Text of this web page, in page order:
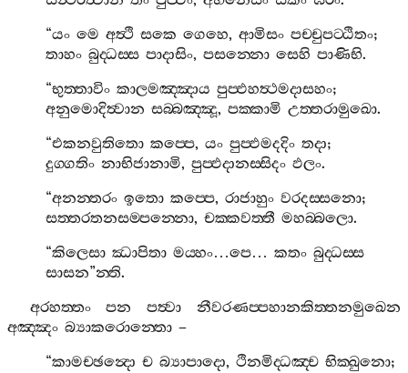
“යං මෙ අත්‍ථි සකෙ ගෙහෙ,ආමිසං පච‍්චුපට‍්ඨිතං;
තාහං බුද‍්ධස‍්ස පාදාසිං,පසන‍්නො සෙහි පාණිභි.
“භුත‍්තාවිං කාලමඤ‍්ඤාය පුප‍්ඵහත්‍ථමදාසහං;
අනුමොදිත්‍වාන සබ‍්බඤ‍්ඤූ,පක‍්කාමි උත‍්තරාමුඛො.
“එකනවුතිතො කප‍්පෙ,යං පුප‍්ඵමදදිං තදා;
දුග‍්ගතිං නාභිජානාමි,පුප‍්ඵදානස‍්සිදං ඵලං.
“අනන‍්තරං ඉතො කප‍්පෙ,රාජාහුං වරදස‍්සනො;
සත‍්තරතනසම‍්පන‍්නො,චක‍්කවත‍්තී මහබ‍්බලො.
“කිලෙසා ඣාපිතා මය‍්හං…පෙ…කතං බුද‍්ධස‍්ස
සාසන”න‍්ති.
අරහත‍්තං
පන පත්‍වා
නීවරණප‍්පහානකිත‍්තනමුඛෙන
අඤ‍්ඤං බ්‍යාකරොන‍්තො –
“කාමච‍්ඡන්‍දො ච බ්‍යාපාදො,ථිනමිද‍්ධඤ‍්ච භික‍්ඛුනො;